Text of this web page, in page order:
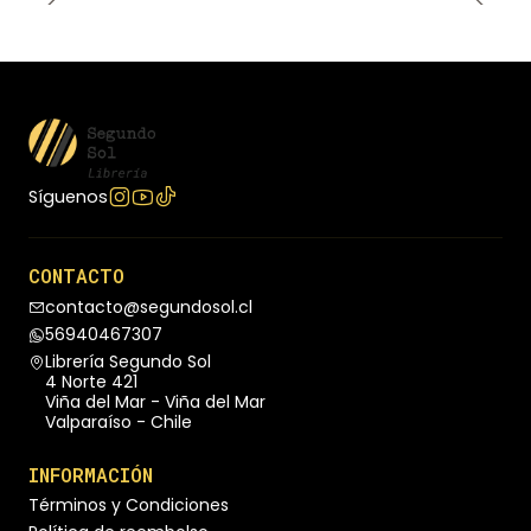
Síguenos
CONTACTO
contacto@segundosol.cl
56940467307
Librería Segundo Sol
4 Norte 421
Viña del Mar - Viña del Mar
Valparaíso - Chile
INFORMACIÓN
Términos y Condiciones